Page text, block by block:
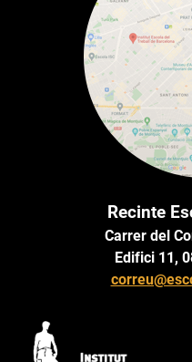
Recinte
Carrer del
Edifici 11,